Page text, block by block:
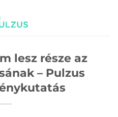
lesz része az
– Pulzus